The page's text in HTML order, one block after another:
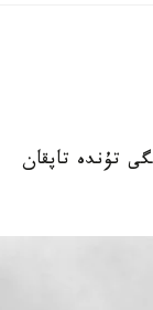
تۇندە تاپقان